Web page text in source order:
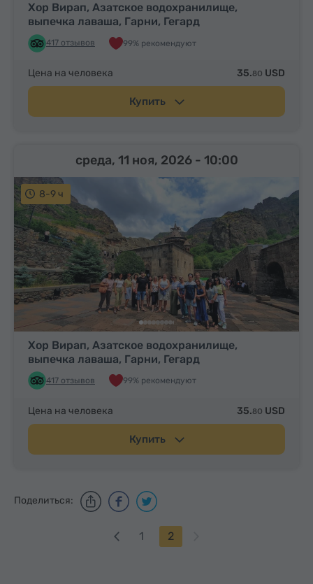
Хор Вирап, Азатское водохранилище,
выпечка лаваша, Гарни, Гегард
417 отзывов 99% рекомендуют
Цена на человека 35.80 USD
Купить
8-9 ч
Хор Вирап, Азатское водохранилище,
выпечка лаваша, Гарни, Гегард
417 отзывов 99% рекомендуют
среда, 11 ноя, 2026 - 10:00
Цена на человека 35.80 USD
Купить
Поделиться:
1 2